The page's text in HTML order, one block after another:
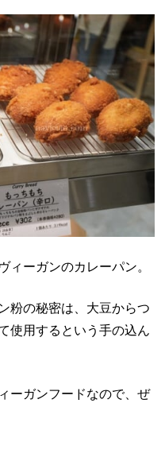
ィーガンのカレーパン。
粉の秘密は、大豆からつ
使用するという手の込ん
ーガンフードなので、ぜ